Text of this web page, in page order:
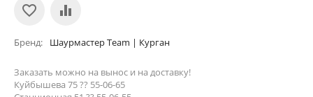
Бренд Шаурмастер Team | Курган
Заказать можно на вынос и на доставку!
Куйбышева 75 ?? 55-06-65